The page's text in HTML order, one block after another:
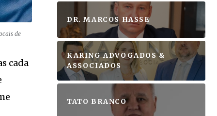
de
cada
DR. MARCOS HASSE
KARING ADVOGADOS &
ASSOCIADOS
TATO BRANCO